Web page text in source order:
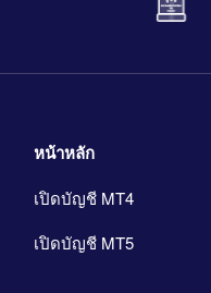
หน้าหลัก
เปิดบัญชี MT4
เปิดบัญชี MT5